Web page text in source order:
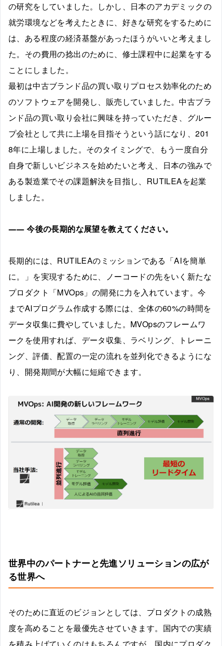
の研究をしていました。しかし、日本のアカデミックの
就労環境などを考えたときに、好きな研究をするために
は、ある程度の経済基盤があったほうがいいと考えまし
た。その費用の捻出のために、修士課程中に起業をする
ことにしました。
最初は中古ブランド品の買い取りプロセス効率化のため
のソフトウェアを開発し、販売していました。中古ブラ
ンド品の買い取り会社に興味を持っていただき、グルー
プ会社として共に上場を目指そうという話になり、201
8年に上場しました。そのタイミングで、もう一度自分
自身で新しいビジネスを始めたいと考え、日本の強みで
ある製造業でその課題解決を目指し、RUTILEAを起業
しました。
――今後の長期的な展望を教えてください。
長期的には、RUTILEAのミッションである「AIを簡単
に。」を実現するために、ノーコードの先をいく新たな
プロダクト「MVOps」の開発に力を入れています。今
までAIプログラム作成する際には、全体の60%の時間を
データ収集に費やしていました。MVOpsのフレームワ
ークを使用すれば、データ収集、ラベリング、トレーニ
ング、評価、配置の一定の流れを並列化できるようにな
り、開発期間が大幅に短縮できます。
世界中のパートナーと先進ソリューションの広が
る世界へ
そのために直近のビジョンとしては、プロダクトの成熟
度を高めることを最優先させていきます。国内での実績